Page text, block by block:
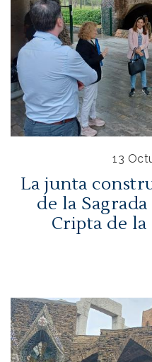
13
La junta
de la
Cripta de